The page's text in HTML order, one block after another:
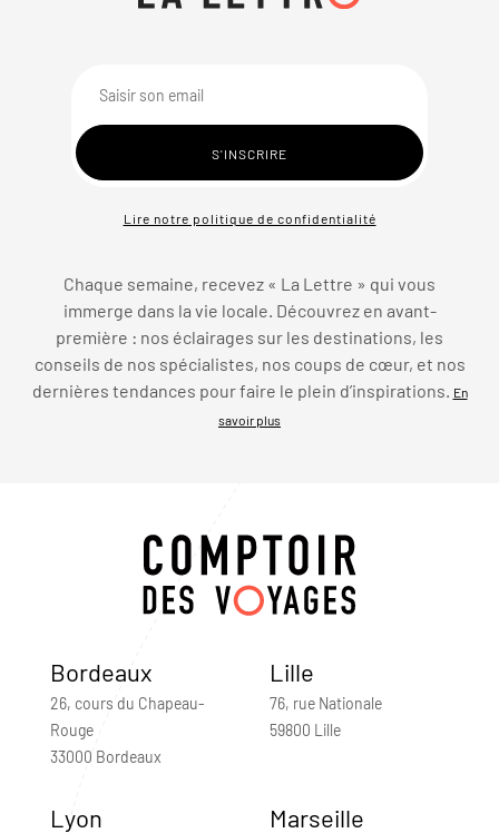
Lire notre politique de confidentialité
Chaque semaine, recevez « La Lettre » qui vous
immerge dans la vie locale. Découvrez en avant-
première : nos éclairages sur les destinations, les
conseils de nos spécialistes, nos coups de cœur, et nos
dernières tendances pour faire le plein d’inspirations.
En
savoir plus
Bordeaux
26, cours du Chapeau-
Rouge
33000 Bordeaux
Lille
76, rue Nationale
59800 Lille
Lyon Marseille